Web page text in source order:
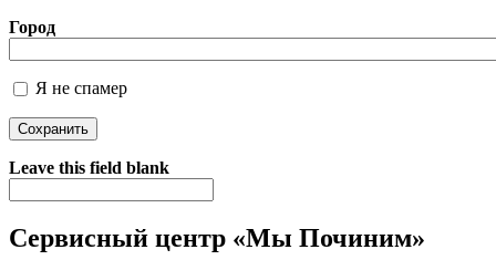
Город
Я не спамер
Я спамер
Leave this field blank
Сервисный центр «Мы Починим»